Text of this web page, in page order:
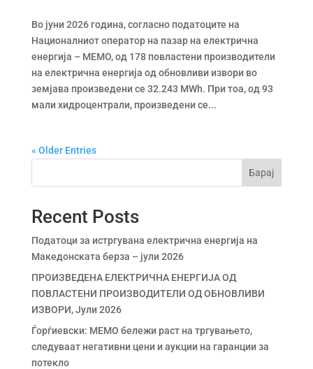
Во јуни 2026 година, согласно податоците на
Националниот оператор на пазар на електрична
енергија – МЕМО, од 178 повластени производители
на електрична енергија од обновливи извори во
земјава произведени се 32.243 MWh. При тоа, од 93
мали хидроцентрали, произведени се...
« Older Entries
Барај
Recent Posts
Податоци за истргувана електрична енергија на
Mакедонската берза – јули 2026
ПРОИЗВЕДЕНА ЕЛЕКТРИЧНА ЕНЕРГИЈА ОД
ПОВЛАСТЕНИ ПРОИЗВОДИТЕЛИ ОД ОБНОВЛИВИ
ИЗВОРИ, Јули 2026
Ѓорѓиевски: МЕМО бележи раст на тргувањето,
следуваат негативни цени и аукции на гаранции за
потекло